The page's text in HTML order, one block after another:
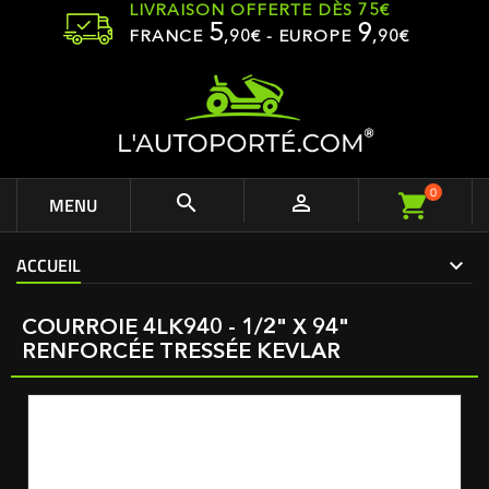
LIVRAISON OFFERTE DÈS 75€
FRANCE 5,90€ - EUROPE 9,90€
MENU   0
ACCUEIL
COURROIE 4LK940 - 1/2" X 94"
RENFORCÉE TRESSÉE KEVLAR